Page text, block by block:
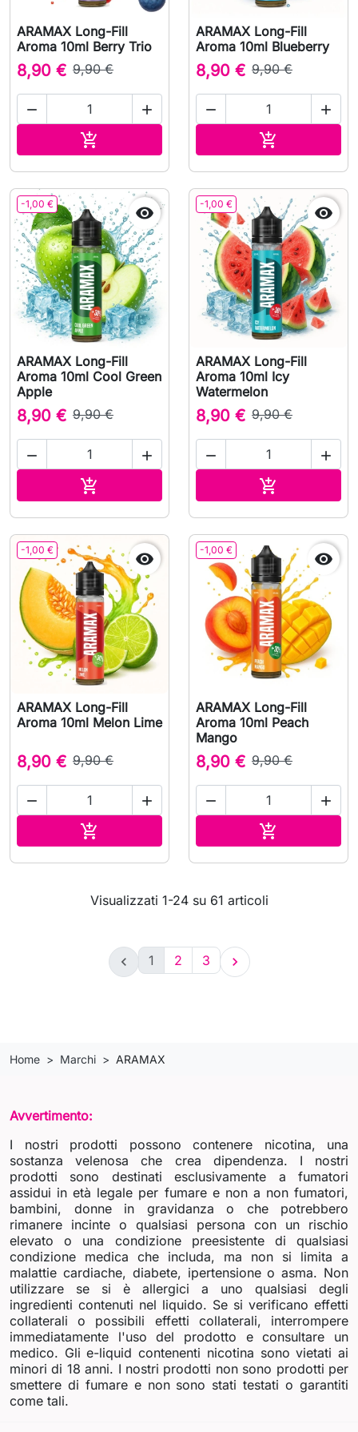
ARAMAX Long-Fill
Aroma 10ml Berry Trio
8,90 € 9,90 €
 

ARAMAX Long-Fill
Aroma 10ml Blueberry
8,90 € 9,90 €
 

-1,00 € 
ARAMAX Long-Fill
Aroma 10ml Cool Green
Apple
8,90 € 9,90 €
 

-1,00 € 
ARAMAX Long-Fill
Aroma 10ml Icy
Watermelon
8,90 € 9,90 €
 

-1,00 € 
ARAMAX Long-Fill
Aroma 10ml Melon Lime
8,90 € 9,90 €
 

-1,00 € 
ARAMAX Long-Fill
Aroma 10ml Peach
Mango
8,90 € 9,90 €
 

Visualizzati 1-24 su 61 articoli
 1 2 3 
Home Marchi ARAMAX
Avvertimento:
I nostri prodotti possono contenere nicotina, una
sostanza velenosa che crea dipendenza. I nostri
prodotti sono destinati esclusivamente a fumatori
assidui in età legale per fumare e non a non fumatori,
bambini, donne in gravidanza o che potrebbero
rimanere incinte o qualsiasi persona con un rischio
elevato o una condizione preesistente di qualsiasi
condizione medica che includa, ma non si limita a
malattie cardiache, diabete, ipertensione o asma. Non
utilizzare se si è allergici a uno qualsiasi degli
ingredienti contenuti nel liquido. Se si verificano effetti
collaterali o possibili effetti collaterali, interrompere
immediatamente l'uso del prodotto e consultare un
medico. Gli e-liquid contenenti nicotina sono vietati ai
minori di 18 anni. I nostri prodotti non sono prodotti per
smettere di fumare e non sono stati testati o garantiti
come tali.